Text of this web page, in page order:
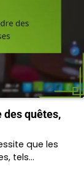
des quêtes,
que les
tels…